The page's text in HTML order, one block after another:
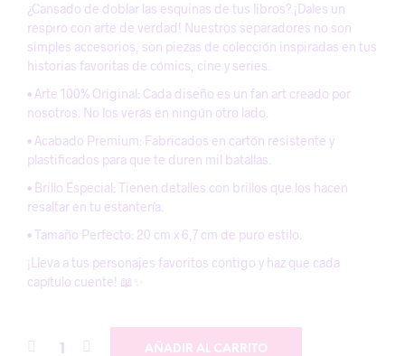
¿Cansado de doblar las esquinas de tus libros? ¡Dales un
respiro con arte de verdad! Nuestros separadores no son
simples accesorios, son piezas de colección inspiradas en tus
historias favoritas de cómics, cine y series.
• Arte 100% Original: Cada diseño es un fan art creado por
nosotros. No los verás en ningún otro lado.
• Acabado Premium: Fabricados en cartón resistente y
plastificados para que te duren mil batallas.
• Brillo Especial: Tienen detalles con brillos que los hacen
resaltar en tu estantería.
• Tamaño Perfecto: 20 cm x 6,7 cm de puro estilo.
¡Lleva a tus personajes favoritos contigo y haz que cada
capítulo cuente! 📖✨
AÑADIR AL CARRITO